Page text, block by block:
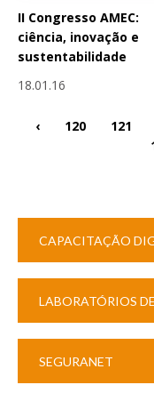
II Congresso AMEC:
ciência, inovação e
sustentabilidade
18.01.16
‹ 120 121
CAPACITAÇÃO
LABORATÓRIOS
SEGURANET